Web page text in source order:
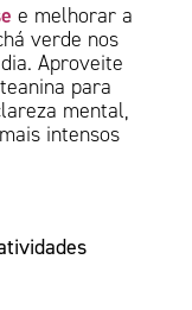
e melhorar a
verde nos
Aproveite
para
mental,
intensos